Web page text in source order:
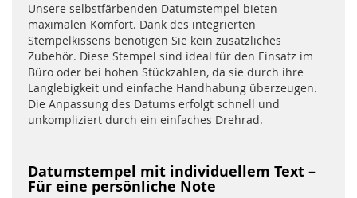
Unsere selbstfärbenden Datumstempel bieten
maximalen Komfort. Dank des integrierten
Stempelkissens benötigen Sie kein zusätzliches
Zubehör. Diese Stempel sind ideal für den Einsatz im
Büro oder bei hohen Stückzahlen, da sie durch ihre
Langlebigkeit und einfache Handhabung überzeugen.
Die Anpassung des Datums erfolgt schnell und
unkompliziert durch ein einfaches Drehrad.
Datumstempel mit individuellem Text –
Für eine persönliche Note